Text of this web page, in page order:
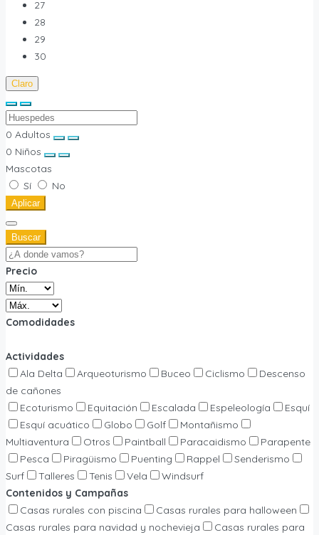
27
28
29
30
Claro
0 Adultos
0 Niños
Mascotas
Sí
No
Aplicar
Buscar
Precio
Comodidades
Actividades
Ala Delta
Arqueoturismo Buceo Ciclismo
Descenso
de cañones
Ecoturismo
Equitación Escalada Espeleología
Esquí
Esquí acuático
Globo Golf
Montañismo
Multiaventura
Otros Paintball Paracaidismo
Parapente
Pesca
Piragüismo Puenting Rappel
Senderismo
Surf
Talleres Tenis Vela
Windsurf
Contenidos y Campañas
Casas rurales con piscina
Casas rurales para halloween
Casas rurales para navidad y nochevieja
Casas rurales para